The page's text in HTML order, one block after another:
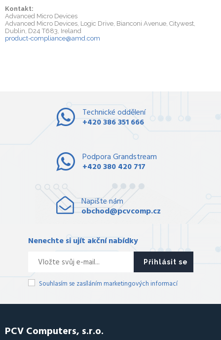
Kontakt:
Advanced Micro Devices
Advanced Micro Devices, Logic Drive, Bianconi Avenue, Citywest,
Dublin, D24 T683, Ireland
product-compliance@amd.com
Technické oddělení
+420 386 351 666
Podpora Grandstream
+420 380 420 717
Napište nám
obchod@pcvcomp.cz
Nenechte si ujít akční nabídky
Přihlásit se
Souhlasím se zasíláním marketingových informací
PCV Computers, s.r.o.